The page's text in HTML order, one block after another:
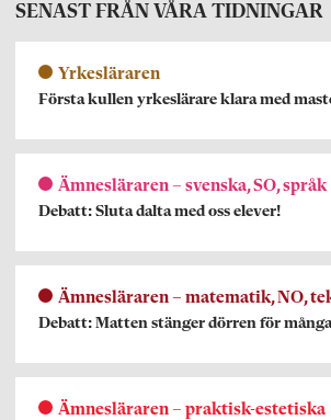
SENAST FRÅN VÅRA TIDNINGAR
Yrkesläraren
Första kullen yrkeslärare klara med
Ämnesläraren – svenska, SO, språk
Debatt: Sluta dalta med oss elever!
Ämnesläraren – matematik, NO,
Debatt: Matten stänger dörren för
Ämnesläraren – praktisk-estetiska